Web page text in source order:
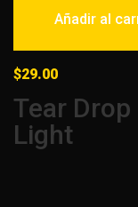
Tear
Light
$29.00
Añadir al